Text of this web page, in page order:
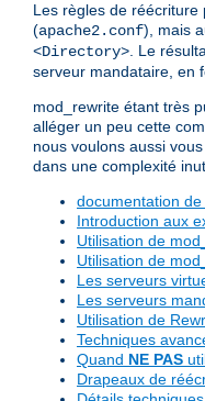
Les règles de
(apache2.conf), mais
<Directory>. Le
serveur mandataire, en
mod_rewrite étant très
alléger un peu cette
nous voulons aussi
dans une complexité
documentation
Introduction aux
Utilisation de
Utilisation de
Les serveurs
Les serveurs
Utilisation de
Techniques
Quand NE PAS
Drapeaux de